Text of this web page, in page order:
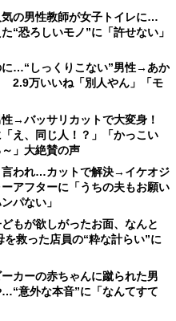
気の男性教師が女子トイレに…
“恐ろしいモノ”に「許せない」
に…“しっくりこない”男性→あか
2.9万いいね「別人やん」「モ
性→バッサリカットで大変身！
え、同じ人！？」「かっこい
」大絶賛の声
言われ…カットで解決→イケオジ
アフターに「うちの夫もお願い
パない」
どもが欲しがったお面、なんと
救った店員の“粋な計らい”に
ーカーの赤ちゃんに蹴られた男
意外な本音”に「なんてすて